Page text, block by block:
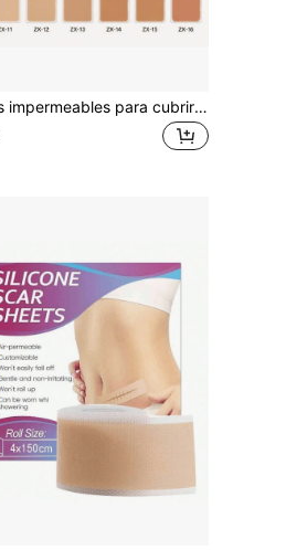
Parches impermeables para cubrir tatuajes, 5pcs/7pcs cinta para ocultar cicatrices, pegatinas para cubrir tatuajes, parches de tono de piel natural, cubrir cicatrices de quemaduras, cubrir cicatrices quirúrgicas, parches corporales impermeables, pegatinas correctoras temporales, parches de maquillaje corporal para cubrir